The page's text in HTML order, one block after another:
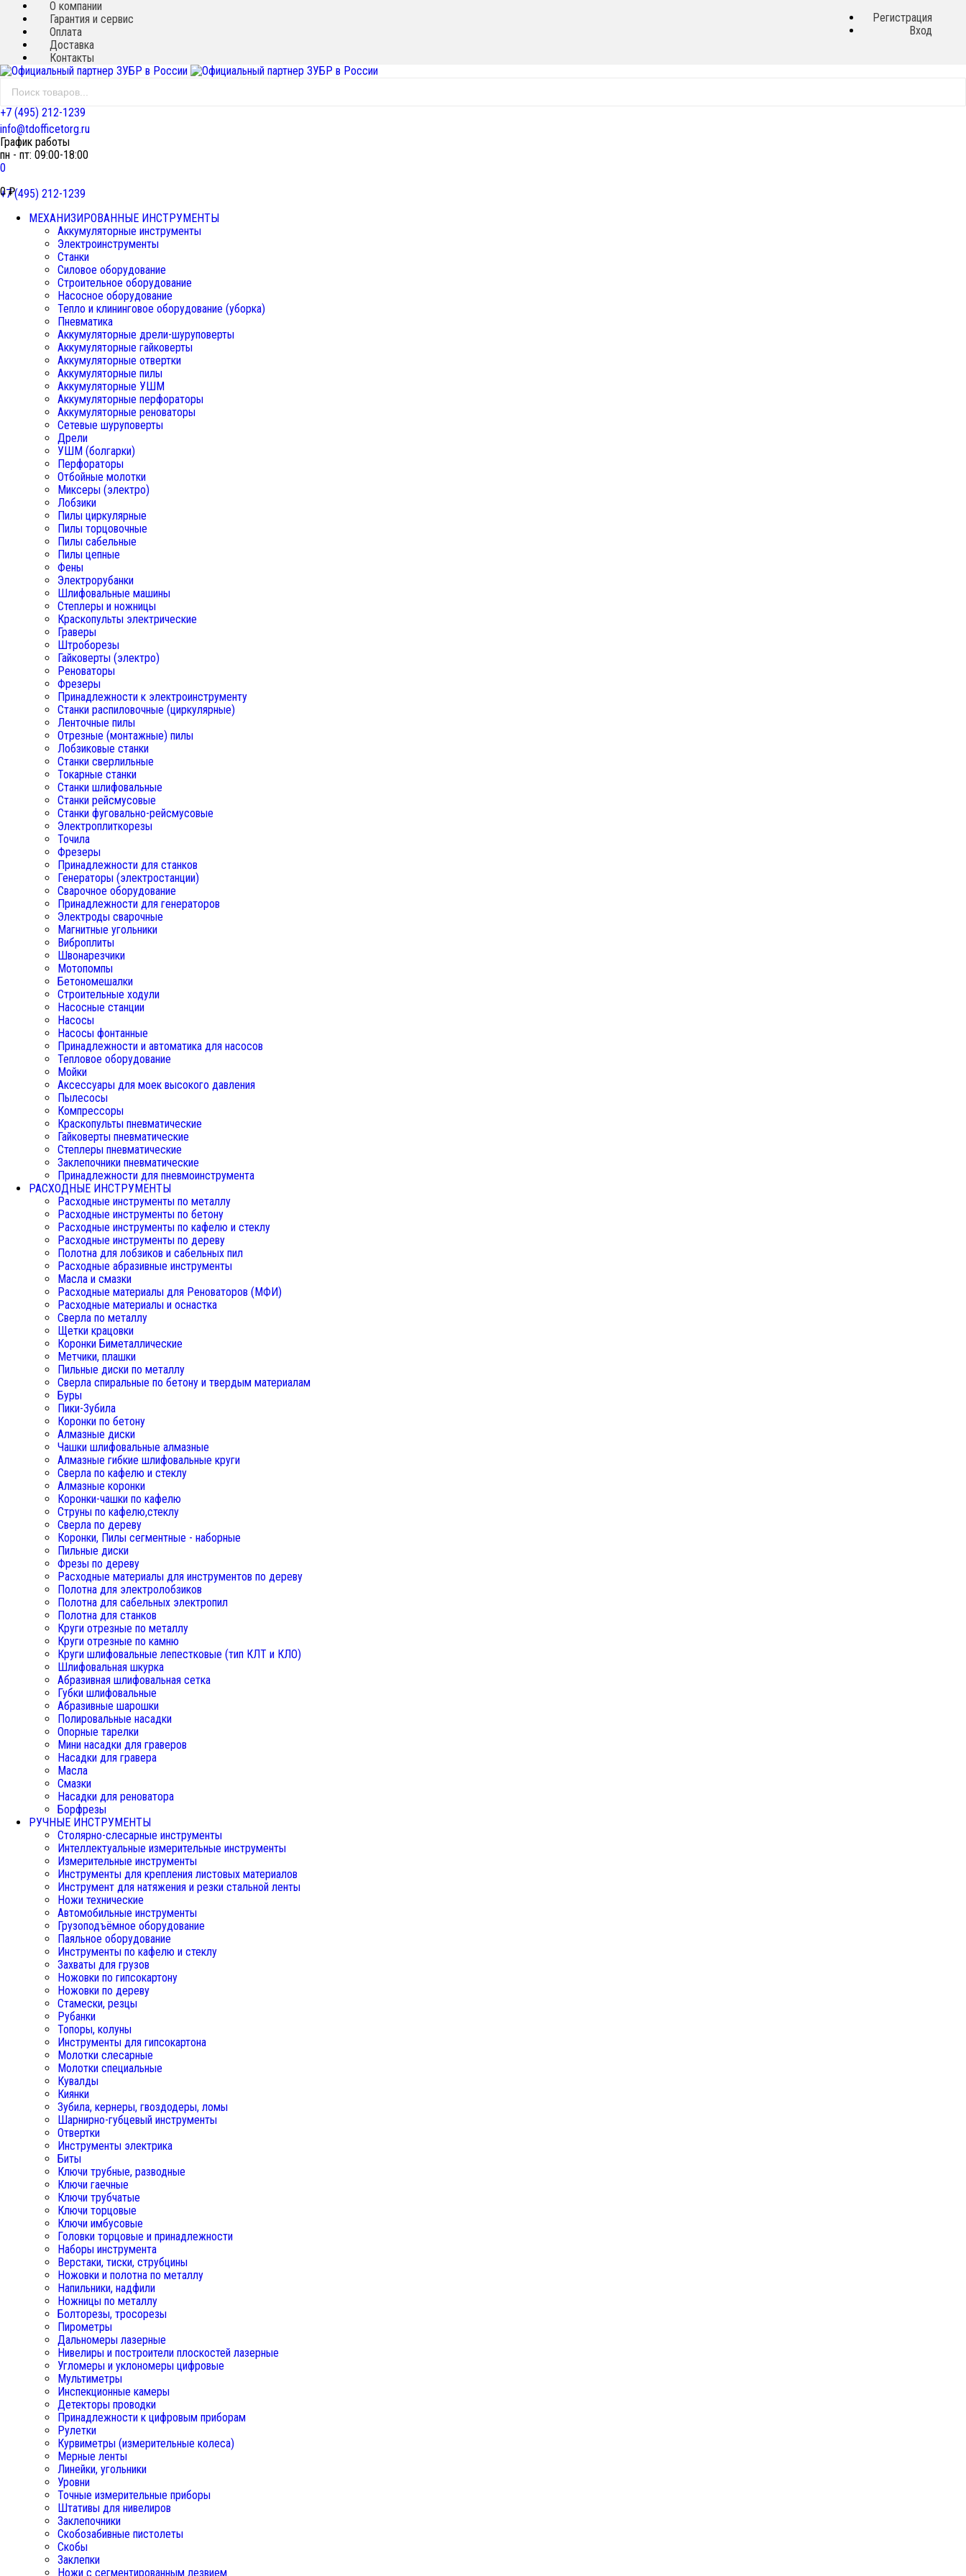
О компании
Гарантия и сервис
Оплата
Доставка
Контакты
Регистрация
Вход
+7 (495) 212-1239
info@tdofficetorg.ru
График работы
пн - пт: 09:00-18:00
0
0₽
+7 (495) 212-1239
МЕХАНИЗИРОВАННЫЕ ИНСТРУМЕНТЫ
Аккумуляторные инструменты
Электроинструменты
Станки
Силовое оборудование
Строительное оборудование
Насосное оборудование
Тепло и клининговое оборудование (уборка)
Пневматика
Аккумуляторные дрели-шуруповерты
Аккумуляторные гайковерты
Аккумуляторные отвертки
Аккумуляторные пилы
Аккумуляторные УШМ
Аккумуляторные перфораторы
Аккумуляторные реноваторы
Сетевые шуруповерты
Дрели
УШМ (болгарки)
Перфораторы
Отбойные молотки
Миксеры (электро)
Лобзики
Пилы циркулярные
Пилы торцовочные
Пилы сабельные
Пилы цепные
Фены
Электрорубанки
Шлифовальные машины
Степлеры и ножницы
Краскопульты электрические
Граверы
Штроборезы
Гайковерты (электро)
Реноваторы
Фрезеры
Принадлежности к электроинструменту
Станки распиловочные (циркулярные)
Ленточные пилы
Отрезные (монтажные) пилы
Лобзиковые станки
Станки сверлильные
Токарные станки
Станки шлифовальные
Станки рейсмусовые
Станки фуговально-рейсмусовые
Электроплиткорезы
Точила
Фрезеры
Принадлежности для станков
Генераторы (электростанции)
Сварочное оборудование
Принадлежности для генераторов
Электроды сварочные
Магнитные угольники
Виброплиты
Швонарезчики
Мотопомпы
Бетономешалки
Строительные ходули
Насосные станции
Насосы
Насосы фонтанные
Принадлежности и автоматика для насосов
Тепловое оборудование
Мойки
Аксессуары для моек высокого давления
Пылесосы
Компрессоры
Краскопульты пневматические
Гайковерты пневматические
Степлеры пневматические
Заклепочники пневматические
Принадлежности для пневмоинструмента
РАСХОДНЫЕ ИНСТРУМЕНТЫ
Расходные инструменты по металлу
Расходные инструменты по бетону
Расходные инструменты по кафелю и стеклу
Расходные инструменты по дереву
Полотна для лобзиков и сабельных пил
Расходные абразивные инструменты
Масла и смазки
Расходные материалы для Реноваторов (МФИ)
Расходные материалы и оснастка
Сверла по металлу
Щетки крацовки
Коронки Биметаллические
Метчики, плашки
Пильные диски по металлу
Сверла спиральные по бетону и твердым материалам
Буры
Пики-Зубила
Коронки по бетону
Алмазные диски
Чашки шлифовальные алмазные
Алмазные гибкие шлифовальные круги
Сверла по кафелю и стеклу
Алмазные коронки
Коронки-чашки по кафелю
Струны по кафелю,стеклу
Сверла по дереву
Коронки, Пилы сегментные - наборные
Пильные диски
Фрезы по дереву
Расходные материалы для инструментов по дереву
Полотна для электролобзиков
Полотна для сабельных электропил
Полотна для станков
Круги отрезные по металлу
Круги отрезные по камню
Круги шлифовальные лепестковые (тип КЛТ и КЛО)
Шлифовальная шкурка
Абразивная шлифовальная сетка
Губки шлифовальные
Абразивные шарошки
Полировальные насадки
Опорные тарелки
Мини насадки для граверов
Насадки для гравера
Масла
Смазки
Насадки для реноватора
Борфрезы
РУЧНЫЕ ИНСТРУМЕНТЫ
Столярно-слесарные инструменты
Интеллектуальные измерительные инструменты
Измерительные инструменты
Инструменты для крепления листовых материалов
Инструмент для натяжения и резки стальной ленты
Ножи технические
Автомобильные инструменты
Грузоподъёмное оборудование
Паяльное оборудование
Инструменты по кафелю и стеклу
Захваты для грузов
Ножовки по гипсокартону
Ножовки по дереву
Стамески, резцы
Рубанки
Топоры, колуны
Инструменты для гипсокартона
Молотки слесарные
Молотки специальные
Кувалды
Киянки
Зубила, кернеры, гвоздодеры, ломы
Шарнирно-губцевый инструменты
Отвертки
Инструменты электрика
Биты
Ключи трубные, разводные
Ключи гаечные
Ключи трубчатые
Ключи торцовые
Ключи имбусовые
Головки торцовые и принадлежности
Наборы инструмента
Верстаки, тиски, струбцины
Ножовки и полотна по металлу
Напильники, надфили
Ножницы по металлу
Болторезы, тросорезы
Пирометры
Дальномеры лазерные
Нивелиры и построители плоскостей лазерные
Угломеры и уклономеры цифровые
Мультиметры
Инспекционные камеры
Детекторы проводки
Принадлежности к цифровым приборам
Рулетки
Курвиметры (измерительные колеса)
Мерные ленты
Линейки, угольники
Уровни
Точные измерительные приборы
Штативы для нивелиров
Заклепочники
Скобозабивные пистолеты
Скобы
Заклепки
Ножи с сегментированным лезвием